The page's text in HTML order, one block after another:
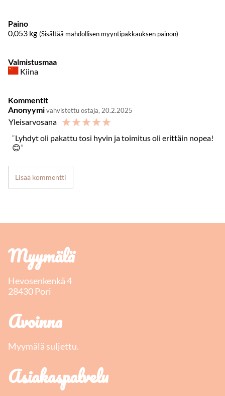
Paino
0,053 kg (Sisältää mahdollisen myyntipakkauksen painon)
Valmistusmaa
Kiina
Kommentit
Anonyymivahvistettu ostaja, 20.2.2025
Yleisarvosana ☆☆☆☆☆
Lyhdyt oli pakattu tosi hyvin ja toimitus oli erittäin nopea!
😊
Lisää kommentti
Myymälä
Hevosenkenkä 4
28430 Pori
Avoinna
Myymälä suljettu.
Asiakaspalvelu